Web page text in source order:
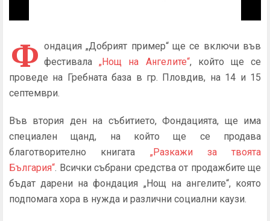
Ф ондация „Добрият пример“ ще се включи във
фестивала „Нощ на Ангелите“, който ще се
проведе на Гребната база в гр. Пловдив, на 14 и 15
септември.
Във втория ден на събитието, Фондацията, ще има
специален щанд, на който ще се продава
благотворително книгата „Разкажи за твоята
България“. Всички събрани средства от продажбите ще
бъдат дарени на фондация „Нощ на ангелите“, която
подпомага хора в нужда и различни социални каузи.